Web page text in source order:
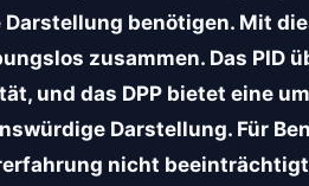
benötigen. Mit
zusammen. Das PID
und das DPP bietet eine
Darstellung. Für
nicht